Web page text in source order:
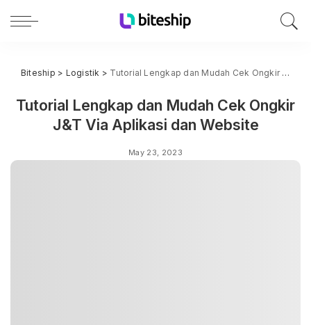
Biteship > Logistik > Tutorial Lengkap dan Mudah Cek Ongkir J&T Via Aplikasi dan Website
Tutorial Lengkap dan Mudah Cek Ongkir
J&T Via Aplikasi dan Website
May 23, 2023